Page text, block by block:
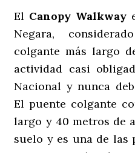
El Canopy Walkway
Negara,
colgante más largo
actividad casi
Nacional y nunca
El puente colgante
largo y 40 metros de
suelo y es una de las